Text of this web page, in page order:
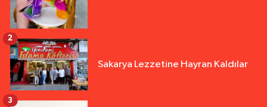
Sakarya Lezzetine Hayran Kaldılar
2
3